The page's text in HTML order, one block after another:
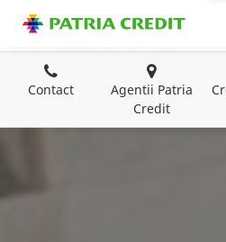
Contact
Agentii Patria
Credit